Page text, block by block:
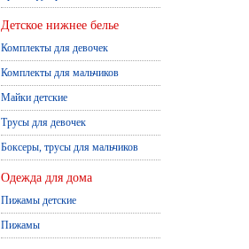
Детское нижнее белье
Комплекты для девочек
Комплекты для мальчиков
Майки детские
Трусы для девочек
Боксеры, трусы для мальчиков
Одежда для дома
Пижамы детские
Пижамы